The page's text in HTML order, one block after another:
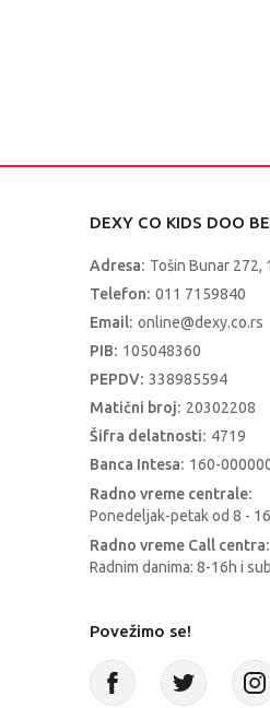
DEXY CO KIDS DOO
Adresa: Tošin Bunar 272,
Telefon: 011 7159840
Email: online@dexy.co.rs
PIB: 105048360
PEPDV: 338985594
Matični broj: 20302208
Šifra delatnosti: 4719
Banca Intesa: 160-
Radno vreme centrale:
Ponedeljak-petak od 8 -
Radno vreme Call centra:
Radnim danima: 8-16h i
Povežimo se!